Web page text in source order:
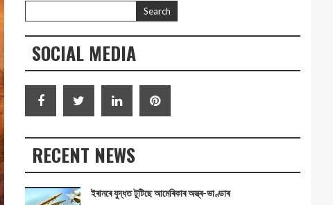
SOCIAL MEDIA
RECENT NEWS
ইৰানৰে যুদ্ধত টুটিছে আমেৰিকাৰ অস্ত্ৰ-ভাণ্ডাৰ